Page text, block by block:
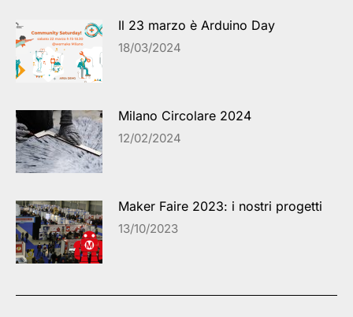
Il 23 marzo è Arduino Day
18/03/2024
Milano Circolare 2024
12/02/2024
Maker Faire 2023: i nostri progetti
13/10/2023